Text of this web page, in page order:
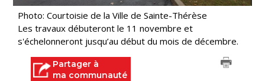
Photo: Courtoisie de la Ville de Sainte-Thérèse
Les travaux débuteront le 11 novembre et
s'échelonneront jusqu’au début du mois de décembre.
Partager à
ma communauté